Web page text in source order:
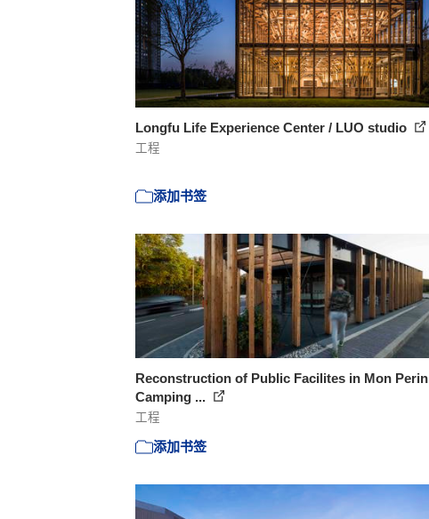
Longfu Life Experience Center / LUO studio
工程
添加书签
Reconstruction of Public Facilites in Mon Perin
Camping ...
工程
添加书签